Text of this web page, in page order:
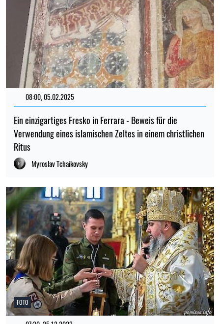
08:00, 05.02.2025
Ein einzigartiges Fresko in Ferrara - Beweis für die
Verwendung eines islamischen Zeltes in einem christlichen
Ritus
Myroslav Tchaikovsky
FOTO